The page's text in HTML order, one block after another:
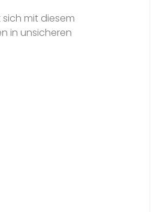
mit diesem
in unsicheren